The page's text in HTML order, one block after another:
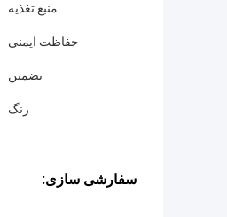
منبع تغذیه
حفاظت ایمنی
تضمین
رنگ
سفارشی سازی: